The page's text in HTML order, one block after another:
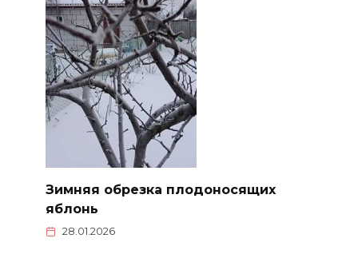
Зимняя обрезка плодоносящих
яблонь
28.01.2026